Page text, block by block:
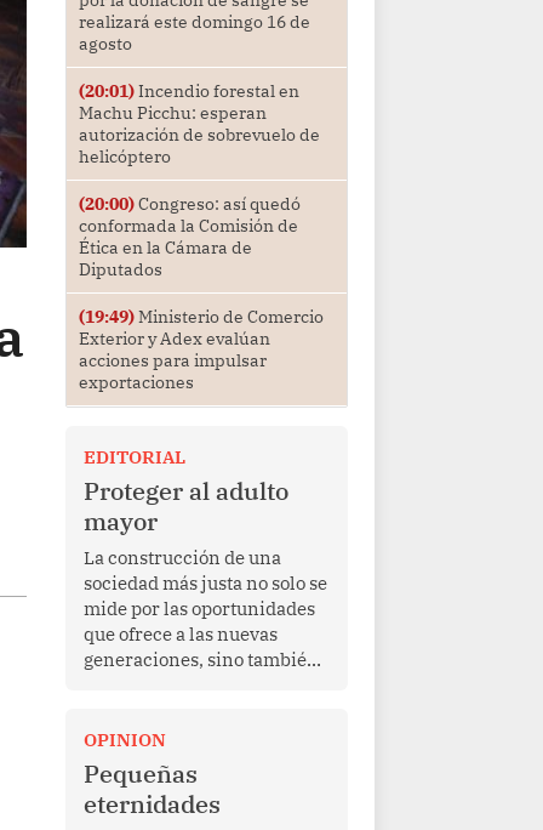
realizará este domingo 16 de
agosto
(20:01)Incendio forestal en
Machu Picchu: esperan
autorización de sobrevuelo de
helicóptero
(20:00)Congreso: así quedó
conformada la Comisión de
Ética en la Cámara de
Diputados
(19:49)Ministerio de Comercio
Exterior y Adex evalúan
acciones para impulsar
exportaciones
EDITORIAL
Proteger al adulto
mayor
La construcción de una
sociedad más justa no solo se
mide por las oportunidades
que ofrece a las nuevas
generaciones, sino también
de una vida de esfuerzo y
trabajo, afrontan la vejez en
condiciones de
vulnerabilidad. El anuncio
OPINION
Pequeñas
eternidades